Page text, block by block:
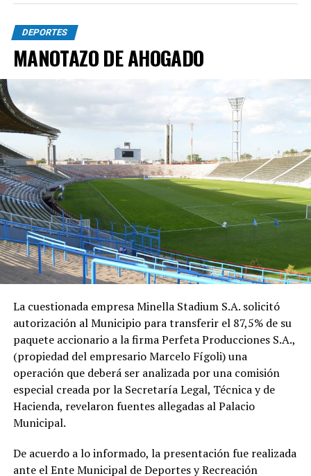
DEPORTES
MANOTAZO DE AHOGADO
La cuestionada empresa Minella Stadium S.A. solicitó
autorización al Municipio para transferir el 87,5% de su
paquete accionario a la firma Perfeta Producciones S.A.,
(propiedad del empresario Marcelo Fígoli) una
operación que deberá ser analizada por una comisión
especial creada por la Secretaría Legal, Técnica y de
Hacienda, revelaron fuentes allegadas al Palacio
Municipal.
De acuerdo a lo informado, la presentación fue realizada
ante el Ente Municipal de Deportes y Recreación